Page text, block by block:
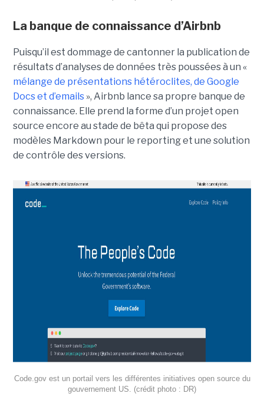
La banque de connaissance d’Airbnb
Puisqu’il est dommage de cantonner la publication de
résultats d’analyses de données très poussées à un «
mélange de présentations hétéroclites, de Google
Docs et d’emails», Airbnb lance sa propre banque de
connaissance. Elle prend la forme d’un projet open
source encore au stade de bêta qui propose des
modèles Markdown pour le reporting et une solution
de contrôle des versions.
Code.gov est un portail vers les différentes initiatives open source du
gouvernement US. (crédit photo : DR)